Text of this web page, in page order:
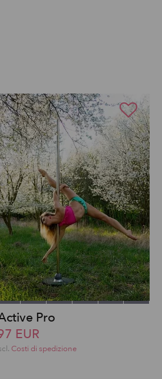
Pro
EUR
Costi di spedizione